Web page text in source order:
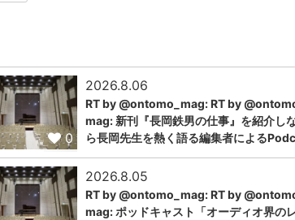
0
2026.8.06
RT by @ontomo_mag: RT by
mag: 新刊『長岡鉄男の仕事』を紹介し
ら長岡先生を熱く語る編集者による
2026.8.05
RT by @ontomo_mag: RT by
mag: ポッドキャスト「オーディオ界の